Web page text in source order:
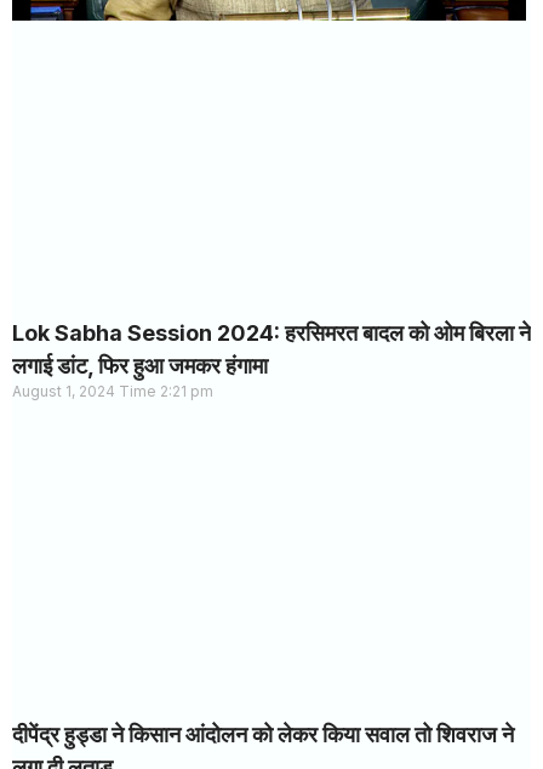
Lok Sabha Session 2024: हरसिमरत बादल को ओम बिरला ने
लगाई डांट, फिर हुआ जमकर हंगामा
August 1, 2024 2:21 pm
दीपेंद्र हुड्डा ने किसान आंदोलन को लेकर किया सवाल तो शिवराज ने